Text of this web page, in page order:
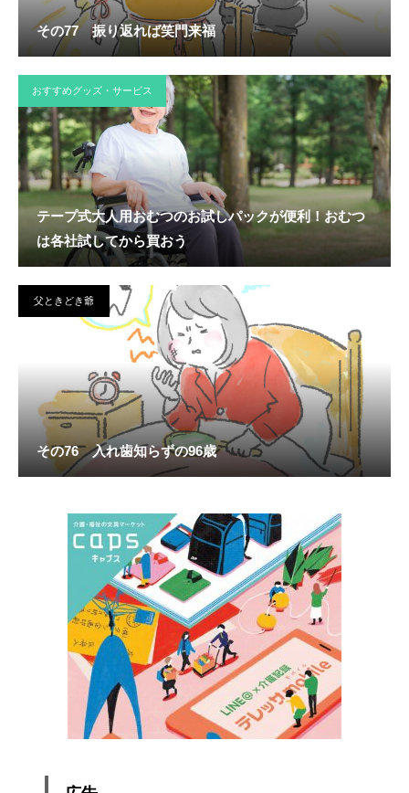
その77 振り返れば笑門来福
おすすめグッズ・サービス
テープ式大人用おむつのお試しパックが便利！おむつ
は各社試してから買おう
父ときどき爺
その76 入れ歯知らずの96歳